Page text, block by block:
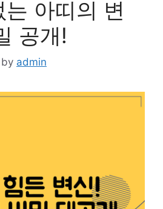
아띠의 변
공개!
by admin